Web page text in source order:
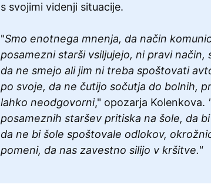
s svojimi videnji situacije.
"Smo enotnega mnenja, da način
posamezni starši vsiljujejo, ni pravi način,
da ne smejo ali jim ni treba spoštovati
po svoje, da ne čutijo sočutja do bolnih,
lahko neodgovorni," opozarja Kolenkova.
posameznih staršev pritiska na šole, da
da ne bi šole spoštovale odlokov,
pomeni, da nas zavestno silijo v kršitve."